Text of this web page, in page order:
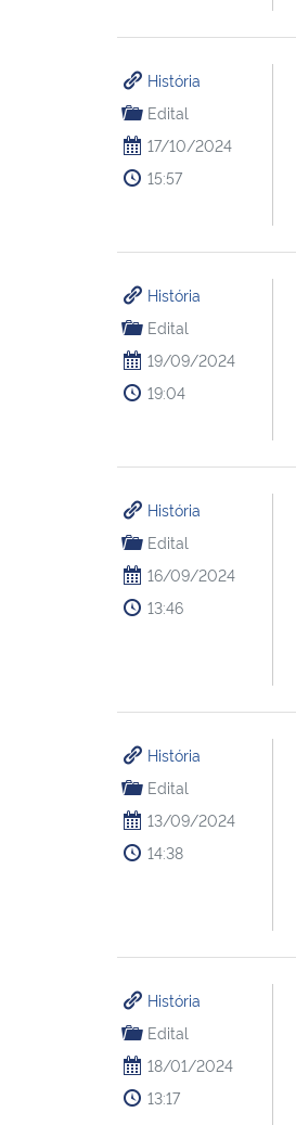
História
Edital
17/10/2024
15:57
História
Edital
19/09/2024
19:04
História
Edital
16/09/2024
13:46
História
Edital
13/09/2024
14:38
História
Edital
18/01/2024
13:17